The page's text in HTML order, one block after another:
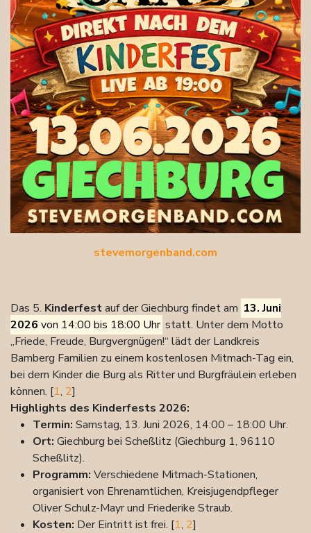
stevemorgenband.com
Das 5. Kinderfestauf der Giechburg findet am 13. Juni
2026 von 14:00 bis 18:00 Uhr statt. Unter dem Motto
„Friede, Freude, Burgvergnügen!“ lädt der Landkreis
Bamberg Familien zu einem kostenlosen Mitmach-Tag ein,
bei dem Kinder die Burg als Ritter und Burgfräulein erleben
können. [1, 2]
Highlights des Kinderfests 2026:
Termin: Samstag, 13. Juni 2026, 14:00 – 18:00 Uhr.
Ort: Giechburg bei Scheßlitz (Giechburg 1, 96110
Scheßlitz).
Programm: Verschiedene Mitmach-Stationen,
organisiert von Ehrenamtlichen, Kreisjugendpfleger
Oliver Schulz-Mayr und Friederike Straub.
Kosten: Der Eintritt ist frei. [1, 2]